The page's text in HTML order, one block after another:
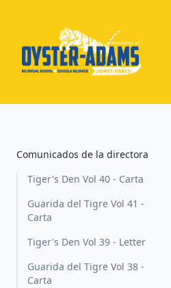
Comunicados de la directora
Tiger's Den Vol 40 - Carta
Guarida del Tigre Vol 41 -
Carta
Tiger's Den Vol 39 - Letter
Guarida del Tigre Vol 38 -
Carta